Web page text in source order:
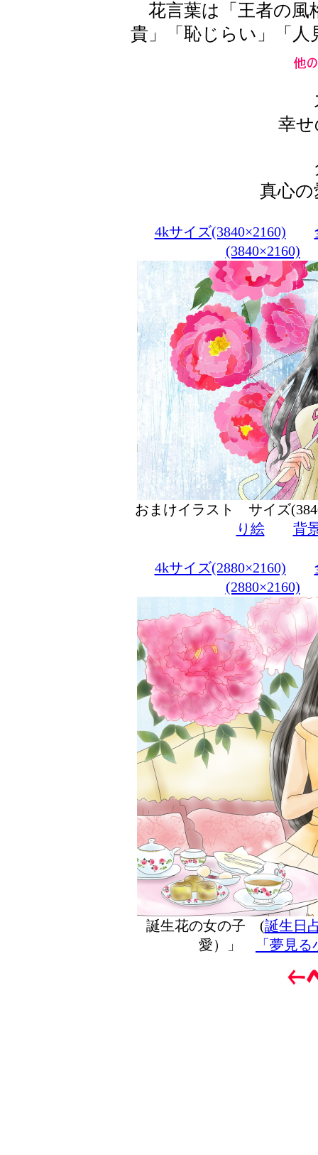
花言葉は「王者の風
貴」「恥じらい」「人
幸
真心
4kサイズ(3840×2160)
(3840×2160)
おまけイラスト サイズ
り絵
背
4kサイズ(2880×2160)
(2880×2160)
誕生花の女の子 (誕生日
愛）」
「夢見